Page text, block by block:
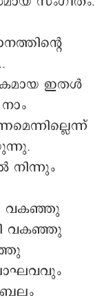
ഇതള്‍
നിന്നും
വകഞ്ഞു
വകഞ്ഞു